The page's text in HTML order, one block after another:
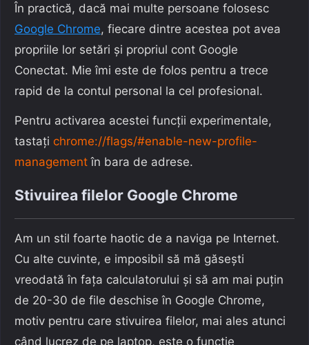
În practică, dacă mai multe persoane folosesc
Google Chrome, fiecare dintre acestea pot avea
propriile lor setări și propriul cont Google
Conectat. Mie îmi este de folos pentru a trece
rapid de la contul personal la cel profesional.
Pentru activarea acestei funcții experimentale,
tastați chrome://flags/#enable-new-profile-
management în bara de adrese.
Stivuirea filelor Google Chrome
Am un stil foarte haotic de a naviga pe Internet.
Cu alte cuvinte, e imposibil să mă găsești
vreodată în fața calculatorului și să am mai puțin
de 20-30 de file deschise în Google Chrome,
motiv pentru care stivuirea filelor, mai ales atunci
când lucrez de pe laptop, este o funcție